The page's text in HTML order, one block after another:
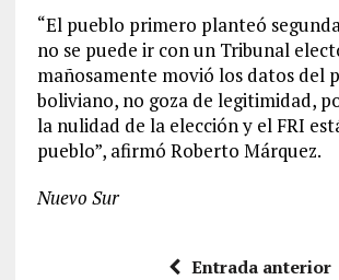
“El pueblo primero planteó
no se puede ir con un Tribunal
mañosamente movió los datos del
boliviano, no goza de legitimidad,
la nulidad de la elección y el FRI
pueblo”, afirmó Roberto Márquez.
Nuevo Sur
Entrada anterior